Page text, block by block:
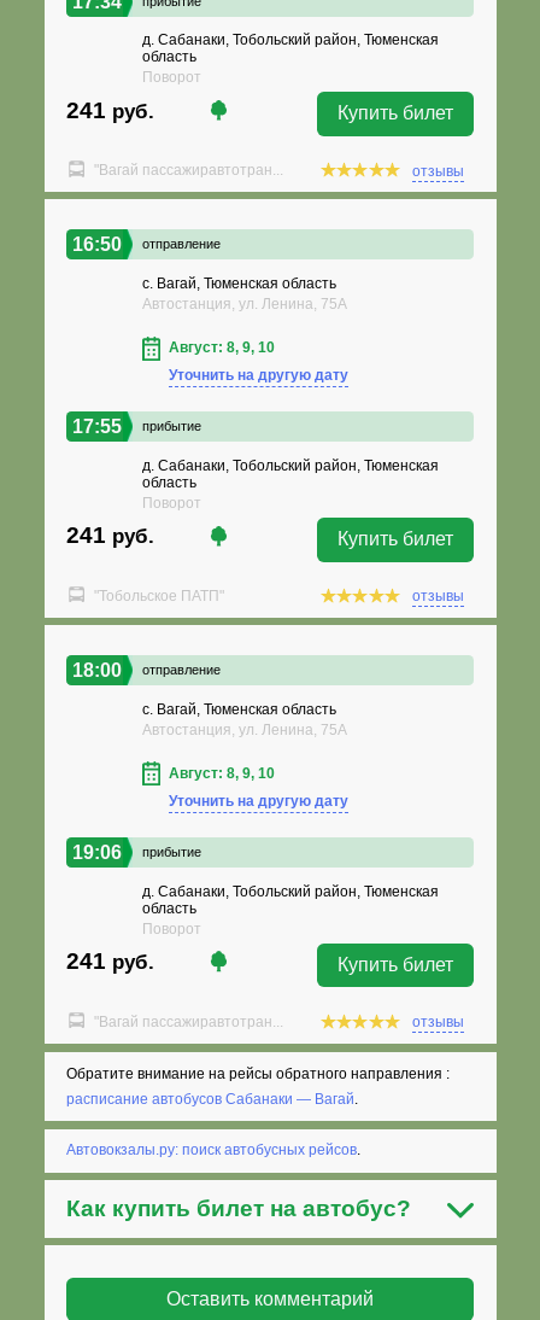
д. Сабанаки, Тобольский район, Тюменская
область
Поворот
241 руб. Купить билет
"Вагай пассажиравтотран... отзывы
16:50 отправление
с. Вагай, Тюменская область
Автостанция, ул. Ленина, 75А
Август: 8, 9, 10
Уточнить на другую дату
17:55 прибытие
д. Сабанаки, Тобольский район, Тюменская
область
Поворот
241 руб. Купить билет
"Тобольское ПАТП" отзывы
18:00 отправление
с. Вагай, Тюменская область
Автостанция, ул. Ленина, 75А
Август: 8, 9, 10
Уточнить на другую дату
19:06 прибытие
д. Сабанаки, Тобольский район, Тюменская
область
Поворот
241 руб. Купить билет
"Вагай пассажиравтотран... отзывы
Обратите внимание на рейсы обратного направления :
расписание автобусов Сабанаки — Вагай.
Автовокзалы.ру: поиск автобусных рейсов.
Как купить билет на автобус?